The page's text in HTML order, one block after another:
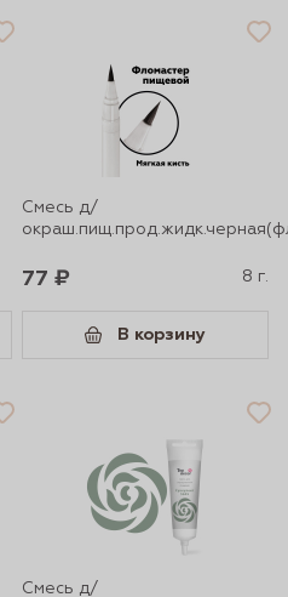
Смесь д/
77 ₽ 8 г.
В корзину
Смесь д/